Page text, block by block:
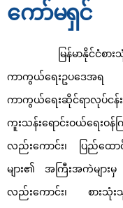
ကော်မရှင်
မြန်မာနိုင်ငံ
ကာကွယ်ရေးဥပဒေအရ
ကာကွယ်ရေးဆိုင်ရာလုပ်ငန်
ကူးသန်းရောင်းဝယ်ရေးဝန်
လည်းကောင်း၊ ပြည်ထေ
များ၏ အကြီးအကဲများမှ
လည်းကောင်း၊ စားသုံး